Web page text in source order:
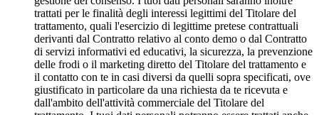
trattati per le finalità degli interessi legittimi del Titolare del
trattamento, quali l'esercizio di legittime pretese contrattuali
derivanti dal Contratto relativo al conto demo o dal Contratto
di servizi informativi ed educativi, la sicurezza, la prevenzione
delle frodi o il marketing diretto del Titolare del trattamento e
il contatto con te in casi diversi da quelli sopra specificati, ove
giustificato in particolare da una richiesta da te ricevuta e
dall'ambito dell'attività commerciale del Titolare del